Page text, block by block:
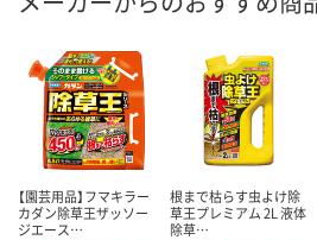
【園芸用品】フマキラー
カダン除草王ザッソー
ジエース…
根まで枯らす虫よけ除
草王プレミアム 2L 液体
除草…